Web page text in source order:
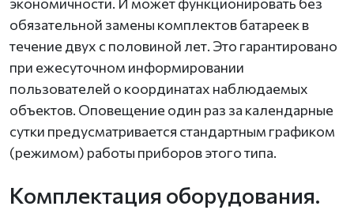
обязательной замены комплектов батареек в
течение двух с половиной лет. Это гарантировано
при ежесуточном информировании
пользователей о координатах наблюдаемых
объектов. Оповещение один раз за календарные
сутки предусматривается стандартным графиком
(режимом) работы приборов этого типа.
Комплектация оборудования.